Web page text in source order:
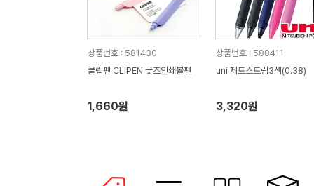
상품번호 : 581430
클립펜 CLIPEN 굿즈인쇄볼펜
1,660원
상품번호 : 588411
uni 제트스트림3색(0.38)
3,320원